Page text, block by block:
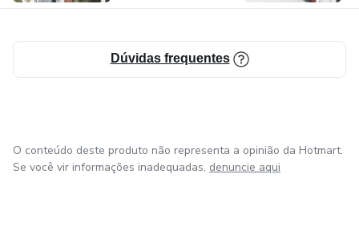
Dúvidas frequentes
O conteúdo deste produto não representa a opinião da Hotmart.
Se você vir informações inadequadas, denuncie aqui